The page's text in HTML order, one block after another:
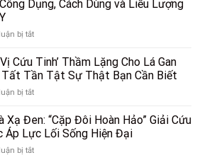
Dụng, Cách Dùng và Liều Lượng
bị tắtở
Xạ
Đen:
Công
Dụng,
Dùng
và
Lượng
Cứu Tinh’ Thầm Lặng Cho Lá Gan
Tất Tần Tật Sự Thật Bạn Cần Biết
bị tắtở
An
Xoa:
‘Vị
Cứu
Xạ Đen: “Cặp Đôi Hoàn Hảo” Giải Cứu
Áp Lực Lối Sống Hiện Đại
bị tắtở